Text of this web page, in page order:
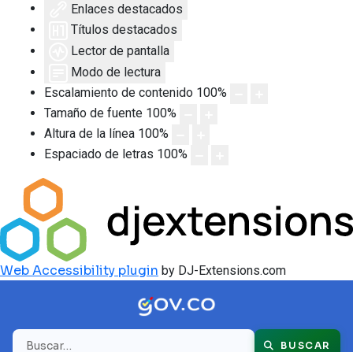
Enlaces destacados
Títulos destacados
Lector de pantalla
Modo de lectura
Escalamiento de contenido 100%
Tamaño de fuente 100%
Altura de la línea 100%
Espaciado de letras 100%
Web Accessibility plugin by DJ-Extensions.com
Buscar BUSCAR